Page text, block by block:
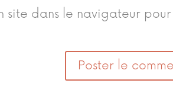
site dans le navigateur pour